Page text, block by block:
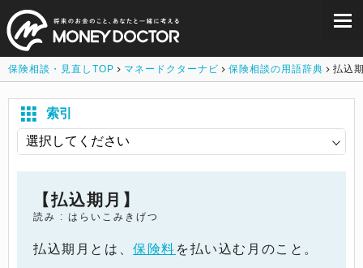
保険相談・見直しTOP マネードクターナビ 保険相談の用語辞典 払込
索引
【払込期月】
読み : はらいこみきげつ
払込期月とは、保険料 を払い込む月のこと。